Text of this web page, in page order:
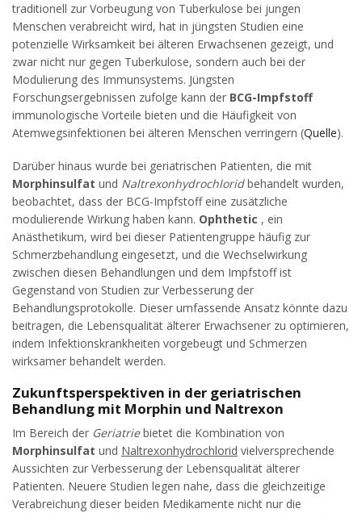
traditionell zur Vorbeugung von Tuberkulose bei jungen
Menschen verabreicht wird, hat in jüngsten Studien eine
potenzielle Wirksamkeit bei älteren Erwachsenen gezeigt, und
zwar nicht nur gegen Tuberkulose, sondern auch bei der
Modulierung des Immunsystems. Jüngsten
Forschungsergebnissen zufolge kann der BCG-Impfstoff
immunologische Vorteile bieten und die Häufigkeit von
Atemwegsinfektionen bei älteren Menschen verringern (Quelle).
Darüber hinaus wurde bei geriatrischen Patienten, die mit
Morphinsulfat und Naltrexonhydrochloridbehandelt wurden,
beobachtet, dass der BCG-Impfstoff eine zusätzliche
modulierende Wirkung haben kann. Ophthetic , ein
Anästhetikum, wird bei dieser Patientengruppe häufig zur
Schmerzbehandlung eingesetzt, und die Wechselwirkung
zwischen diesen Behandlungen und dem Impfstoff ist
Gegenstand von Studien zur Verbesserung der
Behandlungsprotokolle. Dieser umfassende Ansatz könnte dazu
beitragen, die Lebensqualität älterer Erwachsener zu optimieren,
indem Infektionskrankheiten vorgebeugt und Schmerzen
wirksamer behandelt werden.
Zukunftsperspektiven in der geriatrischen
Behandlung mit Morphin und Naltrexon
Im Bereich der Geriatriebietet die Kombination von
Morphinsulfat und Naltrexonhydrochlorid vielversprechende
Aussichten zur Verbesserung der Lebensqualität älterer
Patienten. Neuere Studien legen nahe, dass die gleichzeitige
Verabreichung dieser beiden Medikamente nicht nur die